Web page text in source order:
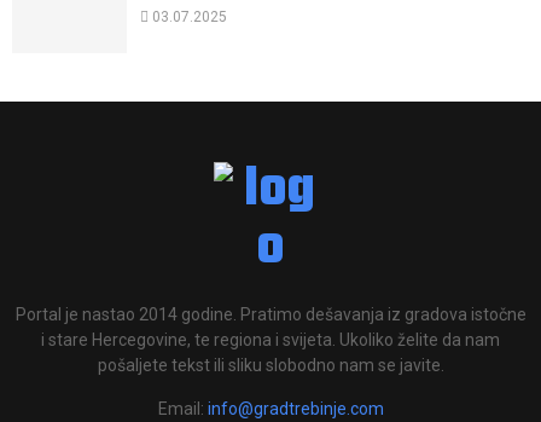
03.07.2025
Portal je nastao 2014 godine. Pratimo dešavanja iz gradova istočne
i stare Hercegovine, te regiona i svijeta. Ukoliko želite da nam
pošaljete tekst ili sliku slobodno nam se javite.
Email: info@gradtrebinje.com